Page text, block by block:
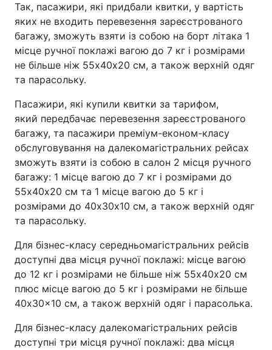
Так, пасажири, які придбали квитки, у вартість
яких не входить перевезення зареєстрованого
багажу, зможуть взяти із собою на борт літака 1
місце ручної поклажі вагою до 7 кг і розмірами
не більше ніж 55х40х20 см, а також верхній одяг
та парасольку.
Пасажири, які купили квитки за тарифом,
який передбачає перевезення зареєстрованого
багажу, та пасажири преміум-економ-класу
обслуговування на далекомагістральних рейсах
зможуть взяти із собою в салон 2 місця ручного
багажу: 1 місце вагою до 7 кг і розмірами до
55х40х20 см та 1 місце вагою до 5 кг і
розмірами до 40х30х10 см, а також верхній одяг
та парасольку.
Для бізнес-класу середньомагістральних рейсів
доступні два місця ручної поклажі: місце вагою
до 12 кг і розмірами не більше ніж 55х40х20 см
плюс місце вагою до 5 кг і розмірами не більше
40x30x10 см, а також верхній одяг і парасолька.
Для бізнес-класу далекомагістральних рейсів
доступні три місця ручної поклажі: два місця